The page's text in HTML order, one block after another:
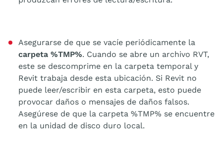
Asegurarse de que se vacíe periódicamente la
carpeta %TMP%. Cuando se abre un archivo RVT,
este se descomprime en la carpeta temporal y
Revit trabaja desde esta ubicación. Si Revit no
puede leer/escribir en esta carpeta, esto puede
provocar daños o mensajes de daños falsos.
Asegúrese de que la carpeta %TMP% se encuentre
en la unidad de disco duro local.